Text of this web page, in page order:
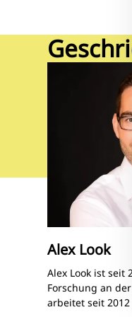
Alex Look
Alex Look ist seit
Forschung an
arbeitet seit